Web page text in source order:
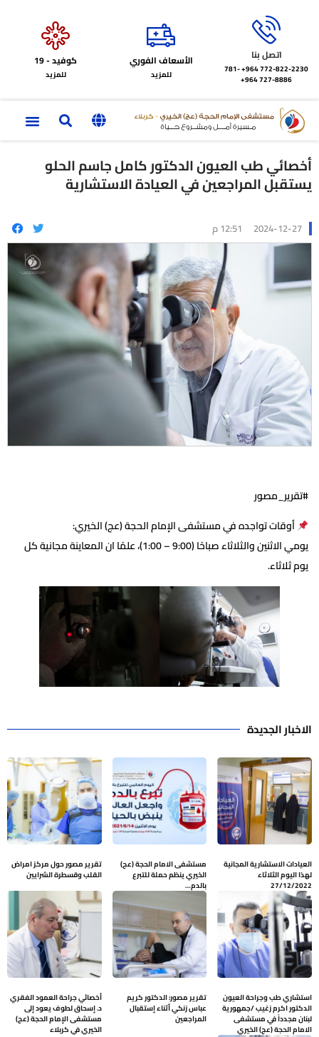
اتصل بنا
772-822-2230‏ 964+
781-
727-8886 964+
الأسعاف الفوري
للمزيد
كوفيد - 19
للمزيد
أخصائي طب العيون الدكتور كامل جاسم الحلو
يستقبل المراجعين في العيادة الاستشارية
2024-12-27 12:51 م
#تقرير_مصور
أوقات تواجده في مستشفى الإمام الحجة (عج) الخيري:
يومي الاثنين والثلاثاء صباحًا (9:00 – 1:00)، علمًا ان المعاينة مجانية كل
يوم ثلاثاء.
الاخبار الجديدة
العيادات الاستشارية المجانية
لهذا اليوم الثلاثاء
27/12/2022
مستشفى الامام الحجة (عج)
الخيري ينظم حملة للتبرع
بالدم…
تقرير مصور حول مركز امراض
القلب وقسطرة الشرايين
استشاري طب وجراحة العيون
الدكتور اكرم زغيب /جمهورية
لبنان مجدداً في مستشفى
الامام الحجة (عج) الخيري
تقرير مصور: الدكتور كريم
عباس زنكي أثناء إستقبال
المراجعين
أخصائي جراحة العمود الفقري
د. إسحاق لطوف يعود إلى
مستشفى الإمام الحجة (عج)
الخيري في كربلاء